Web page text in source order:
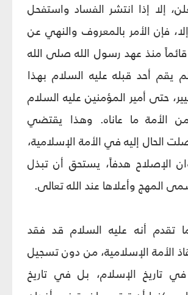
إلا إذا انتشر الفساد واستفحل
فإن الأمر بالمعروف والنهي عن
قائماً منذ عهد رسول الله صلى الله
يقم أحد قبله عليه السلام بهذا
حتى أمير المؤمنين عليه السلام
الأمة ما عاناه. وهذا يقتضي
الحال إليه في الأمة الإسلامية،
الإصلاح هدفاً، يستحق أن تبذل
المهج وأعلاها عند الله تعالى.
تقدم أنه عليه السلام قد فقد
الأمة الإسلامية، من دون تسجيل
تاريخ الإسلام، بل في تاريخ